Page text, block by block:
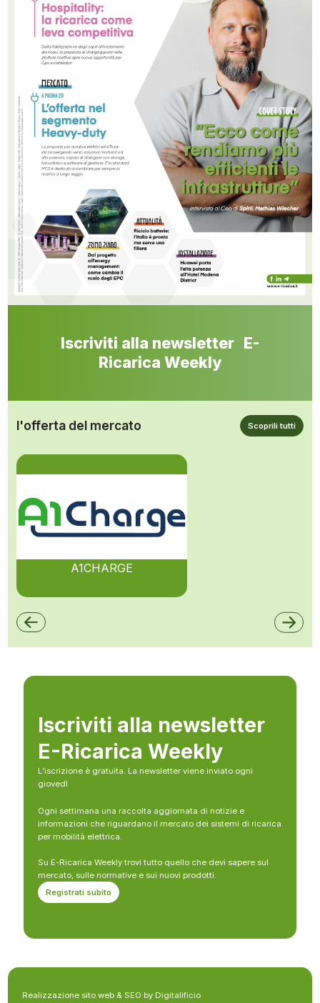
Iscriviti alla newsletter E-
Ricarica Weekly
l'offerta del mercato Scoprili tutti
A1CHARGE
Iscriviti alla newsletter
E-Ricarica Weekly
L’iscrizione è gratuita. La newsletter viene inviato ogni
giovedì
Ogni settimana una raccolta aggiornata di notizie e
informazioni che riguardano il mercato dei sistemi di ricarica
per mobilità elettrica.
Su E-Ricarica Weekly trovi tutto quello che devi sapere sul
mercato, sulle normative e sui nuovi prodotti.
Registrati subito
Realizzazione sito web & SEO by Digitalificio